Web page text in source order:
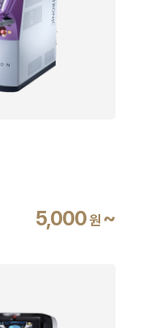
5,000 원 ~